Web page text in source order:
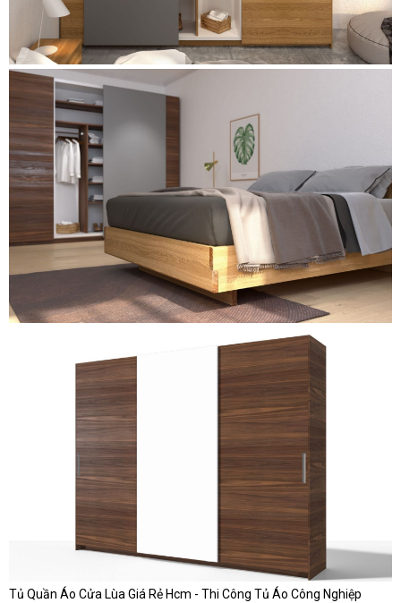
Tủ Quần Áo Cửa Lùa Giá Rẻ Hcm - Thi Công Tủ Áo Công Nghiệp